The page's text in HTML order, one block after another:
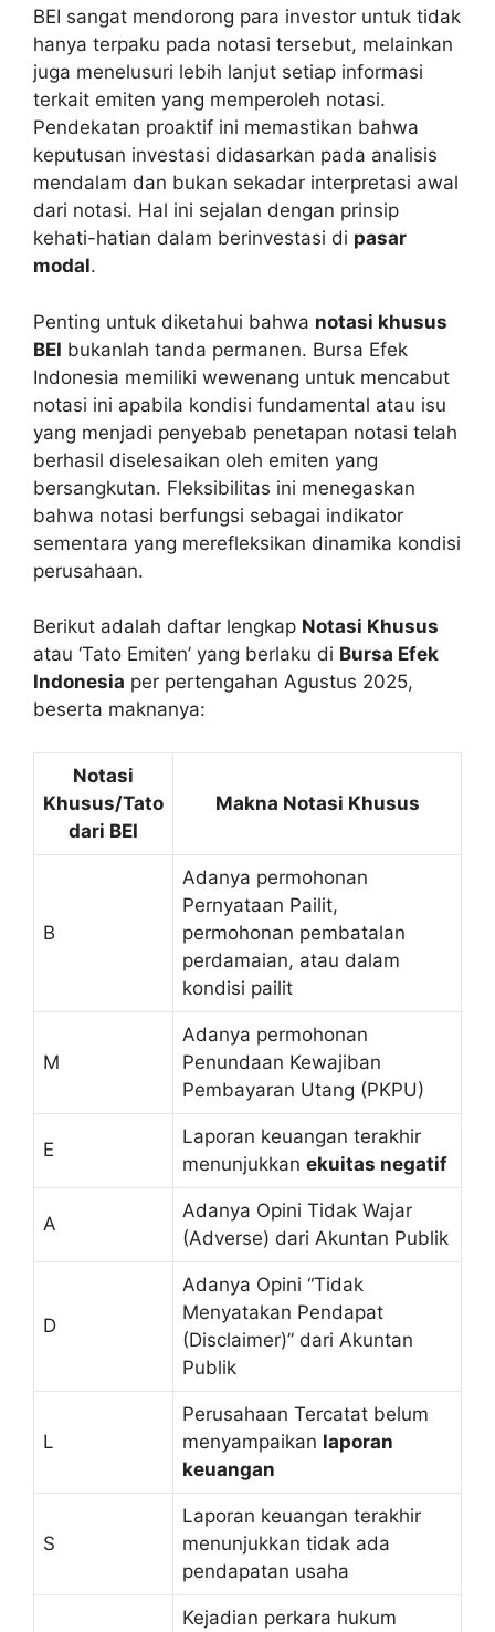
BEI sangat mendorong para investor untuk tidak
hanya terpaku pada notasi tersebut, melainkan
juga menelusuri lebih lanjut setiap informasi
terkait emiten yang memperoleh notasi.
Pendekatan proaktif ini memastikan bahwa
keputusan investasi didasarkan pada analisis
mendalam dan bukan sekadar interpretasi awal
dari notasi. Hal ini sejalan dengan prinsip
kehati-hatian dalam berinvestasi di pasar
modal.
Penting untuk diketahui bahwa notasi khusus
BEI bukanlah tanda permanen. Bursa Efek
Indonesia memiliki wewenang untuk mencabut
notasi ini apabila kondisi fundamental atau isu
yang menjadi penyebab penetapan notasi telah
berhasil diselesaikan oleh emiten yang
bersangkutan. Fleksibilitas ini menegaskan
bahwa notasi berfungsi sebagai indikator
sementara yang merefleksikan dinamika kondisi
perusahaan.
Berikut adalah daftar lengkap Notasi Khusus
atau ‘Tato Emiten’ yang berlaku di Bursa Efek
Indonesia per pertengahan Agustus 2025,
beserta maknanya:
Notasi
Khusus/Tato
dari BEI
Makna Notasi Khusus
B
Adanya permohonan
Pernyataan Pailit,
permohonan pembatalan
perdamaian, atau dalam
kondisi pailit
M
Adanya permohonan
Penundaan Kewajiban
Pembayaran Utang (PKPU)
E
Laporan keuangan terakhir
menunjukkan ekuitas negatif
A
Adanya Opini Tidak Wajar
(Adverse) dari Akuntan Publik
D
Adanya Opini “Tidak
Menyatakan Pendapat
(Disclaimer)” dari Akuntan
Publik
L
Perusahaan Tercatat belum
menyampaikan laporan
keuangan
S
Laporan keuangan terakhir
menunjukkan tidak ada
pendapatan usaha
Kejadian perkara hukum